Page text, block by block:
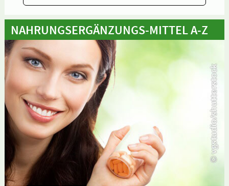
NAHRUNGSERGÄNZUNGS-MITTEL A-Z